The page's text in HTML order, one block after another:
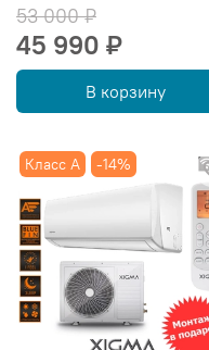
53 000 ₽
45 990 ₽
В корзину
Класс А -14%